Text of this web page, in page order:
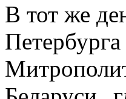
В тот же